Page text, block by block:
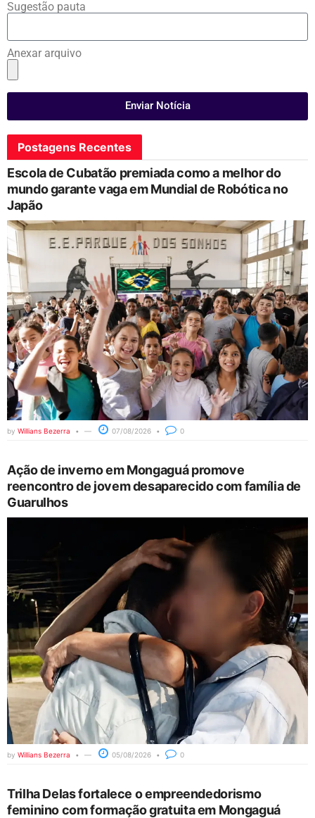
Sugestão pauta
Anexar arquivo
Enviar Notícia
Postagens Recentes
Escola de Cubatão premiada como a melhor do
mundo garante vaga em Mundial de Robótica no
Japão
by Willians Bezerra 07/08/2026 0
Ação de inverno em Mongaguá promove
reencontro de jovem desaparecido com família de
Guarulhos
by Willians Bezerra 05/08/2026 0
Trilha Delas fortalece o empreendedorismo
feminino com formação gratuita em Mongaguá